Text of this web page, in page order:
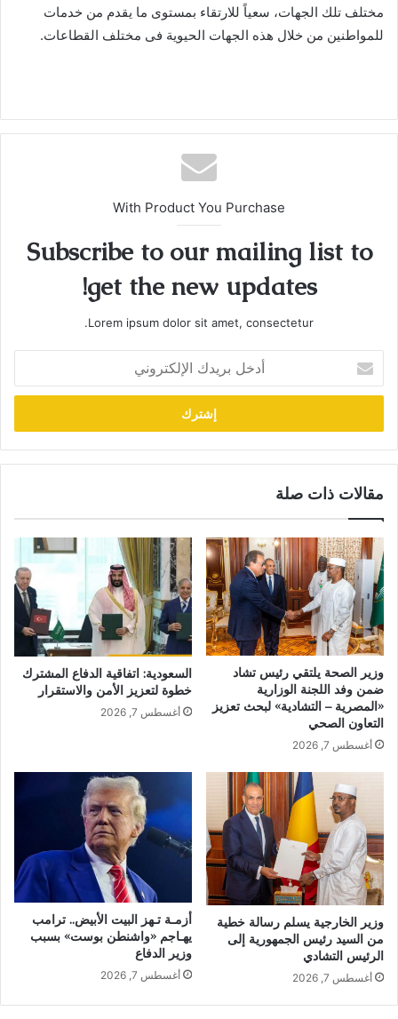
مختلف تلك الجهات، سعياً للارتقاء بمستوى ما يقدم من خدمات
للمواطنين من خلال هذه الجهات الحيوية فى مختلف القطاعات.
With Product You Purchase
Subscribe to our mailing list to
get the new updates!
Lorem ipsum dolor sit amet, consectetur.
بريدك
الإلكتروني
مقالات ذات صلة
وزير الصحة يلتقي رئيس تشاد
ضمن وفد اللجنة الوزارية
«المصرية – التشادية» لبحث تعزيز
التعاون الصحي
أغسطس 7, 2026
السعودية: اتفاقية الدفاع المشترك
خطوة لتعزيز الأمن والاستقرار
أغسطس 7, 2026
وزير الخارجية يسلم رسالة خطية
من السيد رئيس الجمهورية إلى
الرئيس التشادي
أغسطس 7, 2026
أزمـة تـهز البيت الأبيض.. ترامب
يهـاجم «واشنطن بوست» بسبب
وزير الدفاع
أغسطس 7, 2026